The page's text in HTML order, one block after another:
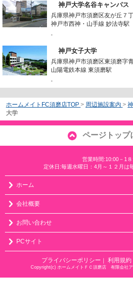
神戸大学名谷キャンパス
兵庫県神戸市須磨区友が丘７
神戸市西神・山手線 妙法寺駅
-
神戸女子大学
兵庫県神戸市須磨区東須磨字
山陽電鉄本線 東須磨駅
-
ホームメイトFC須磨店TOP > 周辺施設案内 >
大学
ページトップ
営業時間:10:00－1
定休日:毎週水曜日：4月～１２月は
ホーム
会社概要
お問い合わせ
PCサイト
プライバシーポリシー ｜ 利用規約
Copyright(c) ホームメイトＦＣ須磨店 有限会社